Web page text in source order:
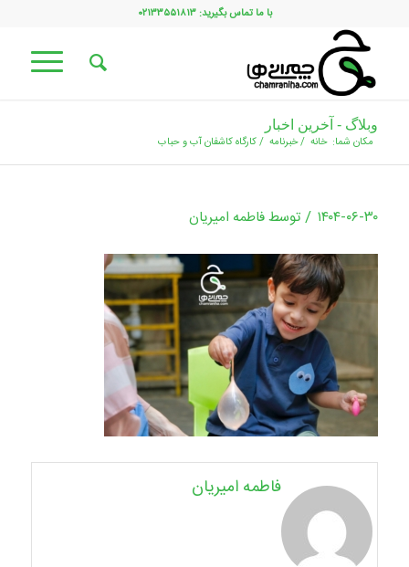
با ما تماس بگیرید: ۰۲۱۳۳۵۵۱۸۱۳
وبلاگ - آخرین اخبار
مکان شما: خانه /خبرنامه /کارگاه کاشفان آب و حباب
۱۴۰۴-۰۶-۳۰ / توسطفاطمه امیریان
فاطمه امیریان